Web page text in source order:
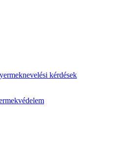
kérdések